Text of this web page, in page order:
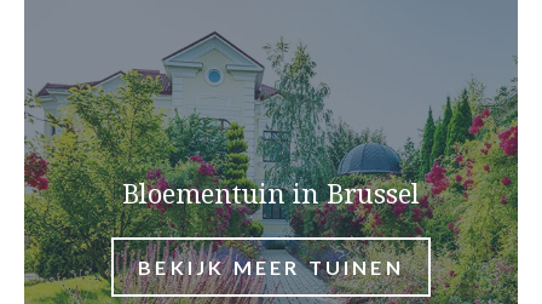
Bloementuin in Brussel
BEKIJK MEER TUINEN